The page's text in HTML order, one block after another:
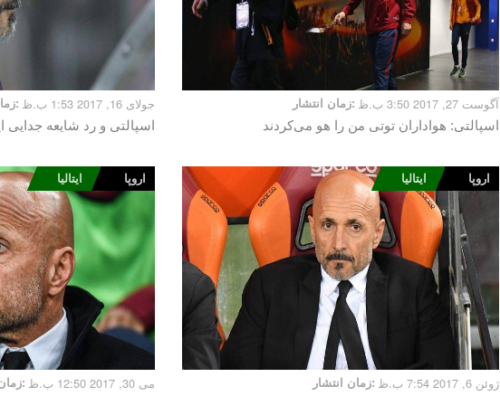
زمان انتشار: آگوست 27, 2017 3:50 ب.ظ
اسپالتی: هواداران توتی من را هو می‌کردند
زمان انتشار: جولای 16, 2017 1:53 ب.ظ
اسپالتی و رد شایعه جدایی
اروپا ایتالیا
زمان انتشار: ژوئن 6, 2017 7:54 ب.ظ
اروپا ایتالیا
زمان انتشار: می 30, 2017 12:50 ب.ظ